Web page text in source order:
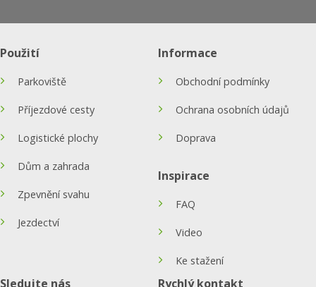
Použití
Parkoviště
Příjezdové cesty
Logistické plochy
Dům a zahrada
Zpevnění svahu
Jezdectví
Informace
Obchodní podmínky
Ochrana osobních údajů
Doprava
Inspirace
FAQ
Video
Ke stažení
Sledujte nás Rychlý kontakt